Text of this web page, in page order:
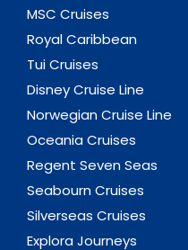
MSC Cruises
Royal Caribbean
Tui Cruises
Disney Cruise Line
Norwegian Cruise Line
Oceania Cruises
Regent Seven Seas
Seabourn Cruises
Silverseas Cruises
Explora Journeys